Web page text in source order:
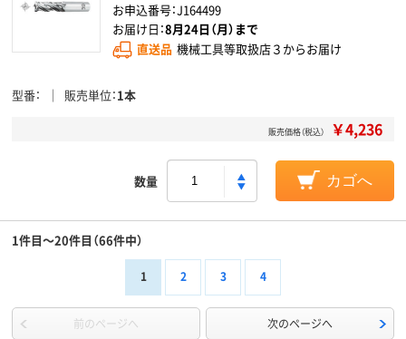
お申込番号：J164499
お届け日：8月24日（月）まで
直送品 機械工具等取扱店３からお届け
型番 販売単位 1本
販売価格（税込） ￥4,236
数量 カゴへ
1件目～20件目（66件中）
1 2 3 4
前のページへ 次のページへ